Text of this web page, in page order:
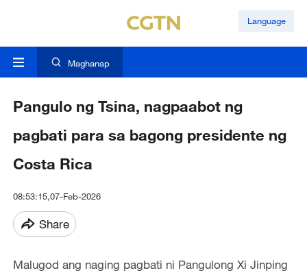
Language
Maghanap
Pangulo ng Tsina, nagpaabot ng
pagbati para sa bagong presidente ng
Costa Rica
08:53:15,07-Feb-2026
Share
Malugod ang naging pagbati ni Pangulong Xi Jinping